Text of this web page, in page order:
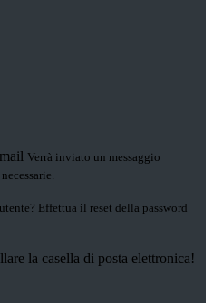
Verrà inviato un messaggio
Effettua il reset della password
la casella di posta elettronica!